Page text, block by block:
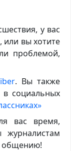
у вас
или вы хотите
проблемой,
. Вы также
социальных
вас время,
общению!